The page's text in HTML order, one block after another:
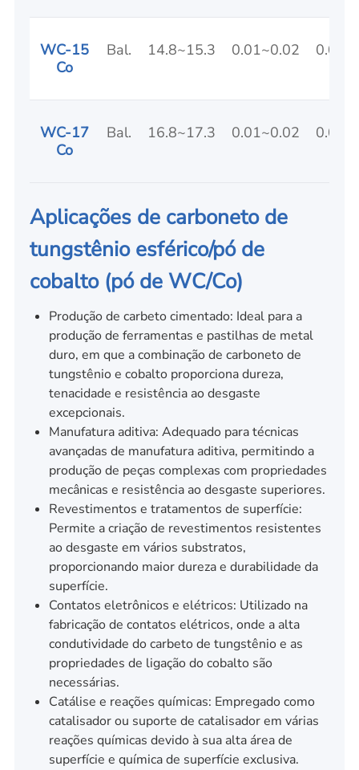
WC-15
Co
Bal. 14.8~15.3 0.01~0.02 0.01
WC-17
Co
Bal. 16.8~17.3 0.01~0.02 0.01
Aplicações de carboneto de
tungstênio esférico/pó de
cobalto (pó de WC/Co)
Produção de carbeto cimentado: Ideal para a
produção de ferramentas e pastilhas de metal
duro, em que a combinação de carboneto de
tungstênio e cobalto proporciona dureza,
tenacidade e resistência ao desgaste
excepcionais.
Manufatura aditiva: Adequado para técnicas
avançadas de manufatura aditiva, permitindo a
produção de peças complexas com propriedades
mecânicas e resistência ao desgaste superiores.
Revestimentos e tratamentos de superfície:
Permite a criação de revestimentos resistentes
ao desgaste em vários substratos,
proporcionando maior dureza e durabilidade da
superfície.
Contatos eletrônicos e elétricos: Utilizado na
fabricação de contatos elétricos, onde a alta
condutividade do carbeto de tungstênio e as
propriedades de ligação do cobalto são
necessárias.
Catálise e reações químicas: Empregado como
catalisador ou suporte de catalisador em várias
reações químicas devido à sua alta área de
superfície e química de superfície exclusiva.